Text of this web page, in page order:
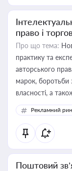
право і
Про що тема:
практику та
авторського
марок, боротьби
власності, а
Рекламний
Поштовий